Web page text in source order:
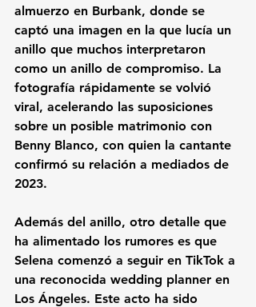
almuerzo en Burbank, donde se
captó una imagen en la que lucía un
anillo que muchos interpretaron
como un anillo de compromiso. La
fotografía rápidamente se volvió
viral, acelerando las suposiciones
sobre un posible matrimonio con
Benny Blanco, con quien la cantante
confirmó su relación a mediados de
2023.
Además del anillo, otro detalle que
ha alimentado los rumores es que
Selena comenzó a seguir en TikTok a
una reconocida wedding planner en
Los Ángeles. Este acto ha sido